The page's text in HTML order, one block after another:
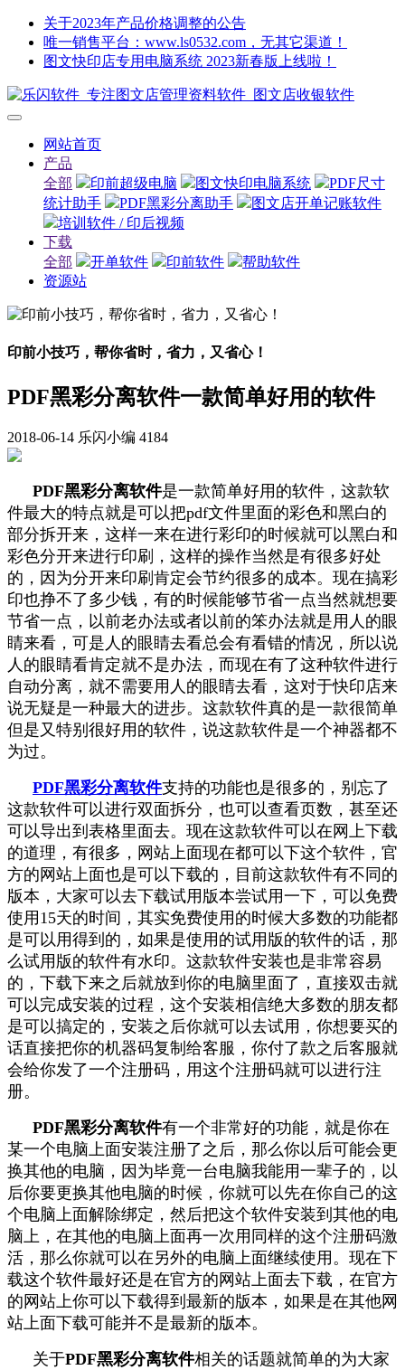
关于2023年产品价格调整的公告
唯一销售平台：www.ls0532.com，无其它渠道！
图文快印店专用电脑系统 2023新春版上线啦！
网站首页
产品
全部
印前超级电脑 图文快印电脑系统
PDF尺寸
统计助手
PDF黑彩分离助手
图文店开单记账软件
培训软件 / 印后视频
下载
全部
开单软件 印前软件
帮助软件
资源站
印前小技巧，帮你省时，省力，又省心！
PDF黑彩分离软件一款简单好用的软件
2018-06-14 乐闪小编 4184
PDF黑彩分离软件是一款简单好用的软件，这款软
件最大的特点就是可以把pdf文件里面的彩色和黑白的
部分拆开来，这样一来在进行彩印的时候就可以黑白和
彩色分开来进行印刷，这样的操作当然是有很多好处
的，因为分开来印刷肯定会节约很多的成本。现在搞彩
印也挣不了多少钱，有的时候能够节省一点当然就想要
节省一点，以前老办法或者以前的笨办法就是用人的眼
睛来看，可是人的眼睛去看总会有看错的情况，所以说
人的眼睛看肯定就不是办法，而现在有了这种软件进行
自动分离，就不需要用人的眼睛去看，这对于快印店来
说无疑是一种最大的进步。这款软件真的是一款很简单
但是又特别很好用的软件，说这款软件是一个神器都不
为过。
PDF黑彩分离软件支持的功能也是很多的，别忘了
这款软件可以进行双面拆分，也可以查看页数，甚至还
可以导出到表格里面去。现在这款软件可以在网上下载
的道理，有很多，网站上面现在都可以下这个软件，官
方的网站上面也是可以下载的，目前这款软件有不同的
版本，大家可以去下载试用版本尝试用一下，可以免费
使用15天的时间，其实免费使用的时候大多数的功能都
是可以用得到的，如果是使用的试用版的软件的话，那
么试用版的软件有水印。这款软件安装也是非常容易
的，下载下来之后就放到你的电脑里面了，直接双击就
可以完成安装的过程，这个安装相信绝大多数的朋友都
是可以搞定的，安装之后你就可以去试用，你想要买的
话直接把你的机器码复制给客服，你付了款之后客服就
会给你发了一个注册码，用这个注册码就可以进行注
册。
PDF黑彩分离软件有一个非常好的功能，就是你在
某一个电脑上面安装注册了之后，那么你以后可能会更
换其他的电脑，因为毕竟一台电脑我能用一辈子的，以
后你要更换其他电脑的时候，你就可以先在你自己的这
个电脑上面解除绑定，然后把这个软件安装到其他的电
脑上，在其他的电脑上面再一次用同样的这个注册码激
活，那么你就可以在另外的电脑上面继续使用。现在下
载这个软件最好还是在官方的网站上面去下载，在官方
的网站上你可以下载得到最新的版本，如果是在其他网
站上面下载可能并不是最新的版本。
关于PDF黑彩分离软件相关的话题就简单的为大家